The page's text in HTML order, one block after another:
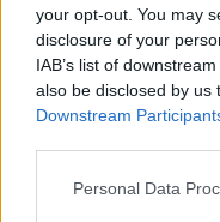
your opt-out. You may
disclosure of your
IAB’s list of
also be disclosed by us
Downstream
Please note that this
Personal Data
#BELFÖLD #
IDŐPONTFOGLALÁS
#SZIGETSZENTMIKLÓS